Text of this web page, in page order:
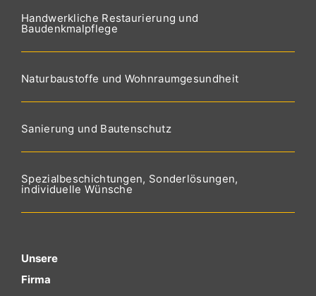
Handwerkliche Restaurierung und
Baudenkmalpflege
Naturbaustoffe und Wohnraumgesundheit
Sanierung und Bautenschutz
Spezialbeschichtungen, Sonderlösungen,
individuelle Wünsche
Unsere
Firma